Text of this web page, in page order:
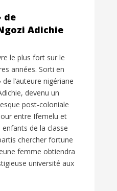
de
Adichie
le plus fort sur le
années. Sorti en
l’auteure nigériane
devenu un
post-coloniale
entre Ifemelu et
de la classe
chercher fortune
femme obtiendra
université aux